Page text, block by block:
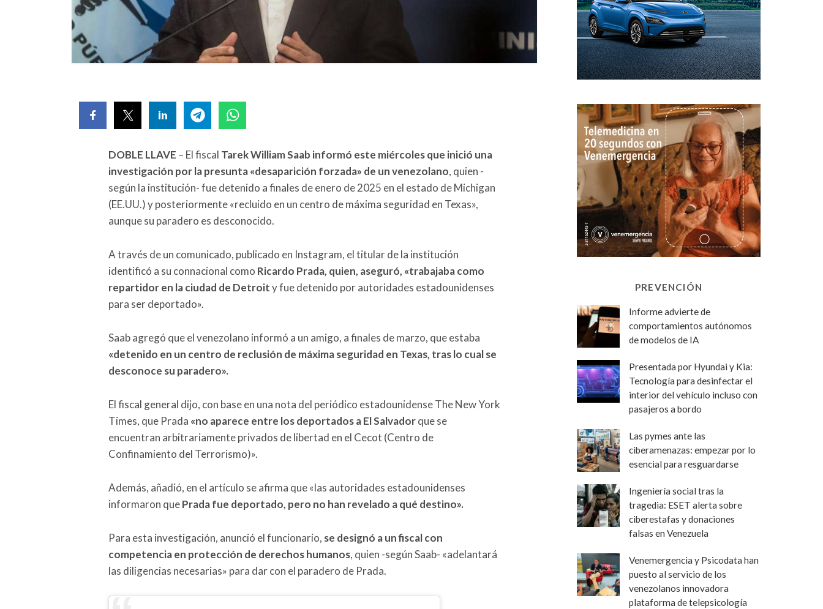
DOBLE LLAVE – El fiscal Tarek William Saab informó este miércoles que inició una
investigación por la presunta «desaparición forzada» de un venezolano, quien -
según la institución- fue detenido a finales de enero de 2025 en el estado de Michigan
(EE.UU.) y posteriormente «recluido en un centro de máxima seguridad en Texas»,
aunque su paradero es desconocido.
A través de un comunicado, publicado en Instagram, el titular de la institución
identificó a su connacional como Ricardo Prada, quien, aseguró, «trabajaba como
repartidor en la ciudad de Detroity fue detenido por autoridades estadounidenses
para ser deportado».
Saab agregó que el venezolano informó a un amigo, a finales de marzo, que estaba
«detenido en un centro de reclusión de máxima seguridad en Texas, tras lo cual se
desconoce su paradero».
El fiscal general dijo, con base en una nota del periódico estadounidense The New York
Times, que Prada «no aparece entre los deportados a El Salvadorque se
encuentran arbitrariamente privados de libertad en el Cecot (Centro de
Confinamiento del Terrorismo)».
Además, añadió, en el artículo se afirma que «las autoridades estadounidenses
informaron quePrada fue deportado, pero no han revelado a qué destino».
Para esta investigación, anunció el funcionario, se designó a un fiscal con
competencia en protección de derechos humanos, quien -según Saab- «adelantará
las diligencias necesarias» para dar con el paradero de Prada.
PREVENCIÓN
Informe advierte de
comportamientos autónomos
de modelos de IA
Presentada por Hyundai y Kia:
Tecnología para desinfectar el
interior del vehículo incluso con
pasajeros a bordo
Las pymes ante las
ciberamenazas: empezar por lo
esencial para resguardarse
Ingeniería social tras la
tragedia: ESET alerta sobre
ciberestafas y donaciones
falsas en Venezuela
Venemergencia y Psicodata han
puesto al servicio de los
venezolanos innovadora
plataforma de telepsicología